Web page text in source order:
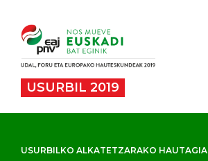
USURBIL 2019
USURBILKO ALKATETZARAKO HAUTAGIA